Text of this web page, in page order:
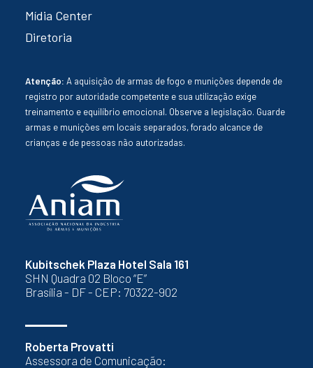
Kubitschek Plaza Hotel Sala 161
SHN Quadra 02 Bloco “E”
Brasília - DF - CEP: 70322-902
Roberta Provatti
Assessora de Comunicação:
Mídia Center
Diretoria
Atenção: A aquisição de armas de fogo e munições depende de
registro por autoridade competente e sua utilização exige
treinamento e equilíbrio emocional. Observe a legislação. Guarde
armas e munições em locais separados, forado alcance de
crianças e de pessoas não autorizadas.